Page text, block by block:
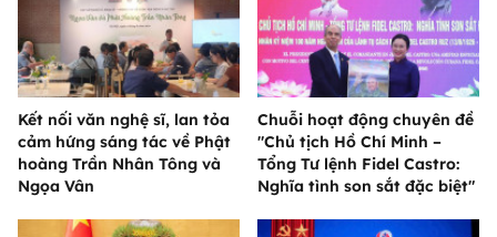
Kết nối văn nghệ sĩ, lan tỏa
cảm hứng sáng tác về Phật
hoàng Trần Nhân Tông và
Ngọa Vân
Chuỗi hoạt động chuyên đề
"Chủ tịch Hồ Chí Minh –
Tổng Tư lệnh Fidel Castro:
Nghĩa tình son sắt đặc biệt"